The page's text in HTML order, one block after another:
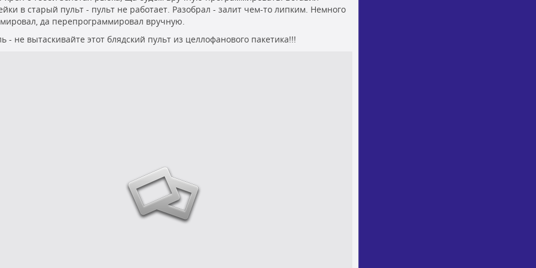
в старый пульт - пульт не работает. Разобрал - залит чем-то липким. Немного
да перепрограммировал вручную.
- не вытаскивайте этот блядский пульт из целлофанового пакетика!!!